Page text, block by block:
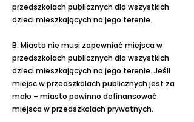
przedszkolach publicznych dla wszystkich
dzieci mieszkających na jego terenie.
B. Miasto nie musi zapewniać miejsca w
przedszkolach publicznych dla wszystkich
dzieci mieszkających na jego terenie. Jeśli
miejsc w przedszkolach publicznych jest za
mało – miasto powinno dofinansować
miejsca w przedszkolach prywatnych.